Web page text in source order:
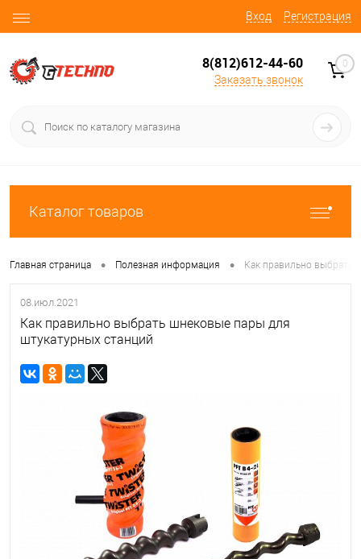
Вход Регистрация
8(812)612-44-60
Заказать звонок
0
Каталог товаров
Главная страница • Полезная информация • Как правильно выбрать
08.июл.2021
Как правильно выбрать шнековые пары для
штукатурных станций